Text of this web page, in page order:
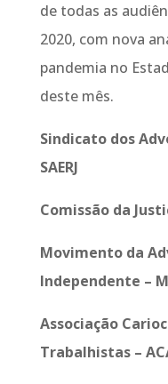
de todas as
2020, com nova
pandemia no
deste mês.
Sindicato dos
SAERJ
Comissão da
Movimento da
Independente –
Associação
Trabalhistas –